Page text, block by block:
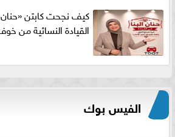
كيف نجحت كابتن «حنان
القيادة النسائية من
الفيس بوك